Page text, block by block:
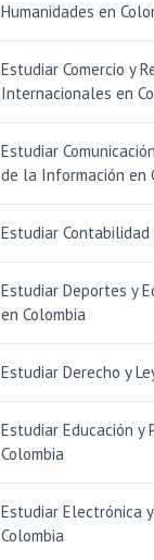
Humanidades en
Estudiar Comercio y
Internacionales en
Estudiar
de la Información en
Estudiar Contabilidad
Estudiar Deportes y
en Colombia
Estudiar Derecho y
Estudiar Educación y
Colombia
Estudiar Electrónica
Colombia